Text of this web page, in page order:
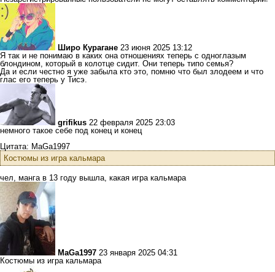
Широ Курагане 23 июня 2025 13:12
Я так и не понимаю в каких она отношениях теперь с одноглазым
блондином, который в колотце сидит. Они теперь типо семья?
Да и если честно я уже забыла кто это, помню что был злодеем и что
глас его теперь у Тисэ.
grifikus 22 февраля 2025 23:03
немного такое себе под конец и конец
Цитата: MaGa1997
Костюмы из игра кальмара
чел, манга в 13 году вышла, какая игра кальмара
MaGa1997 23 января 2025 04:31
Костюмы из игра кальмара